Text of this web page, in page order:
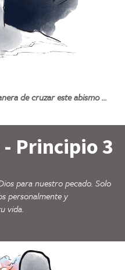
de cruzar este abismo ...
- Principio 3
para nuestro pecado. Solo
personalmente y
vida.